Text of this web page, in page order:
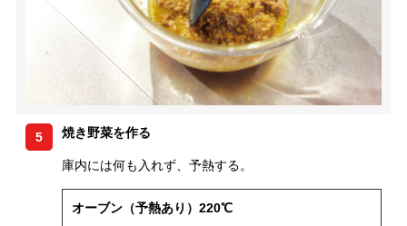
5 焼き野菜を作る
庫内には何も入れず、予熱する。
オーブン（予熱あり）220℃